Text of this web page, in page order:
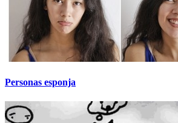
Personas esponja